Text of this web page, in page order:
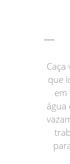
que
em
água